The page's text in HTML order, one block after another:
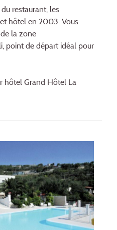
restaurant, les
hôtel en 2003. Vous
la zone
point de départ idéal pour
hôtel Grand Hôtel La